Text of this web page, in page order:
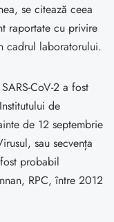
se citează ceea
raportate cu privire
cadrul laboratorului.
CoV-2 a fost
de
de 12 septembrie
sau secvența
probabil
RPC, între 2012